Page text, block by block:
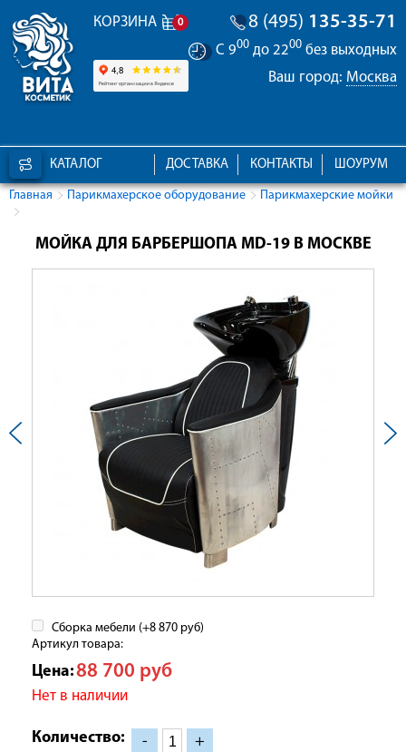
КОРЗИНА 0 8 (495) 135-35-71
С 900 до 2200 без выходных
Ваш город: Москва
КАТАЛОГ ШОУРУМ
КОНТАКТЫ
ДОСТАВКА
Главная Парикмахерское оборудование Парикмахерские мойки
МОЙКА ДЛЯ БАРБЕРШОПА MD-19 В МОСКВЕ
Сборка мебели (+8 870 руб)
Артикул товара:
Цена:88 700 руб
Нет в наличии
Количество: - +